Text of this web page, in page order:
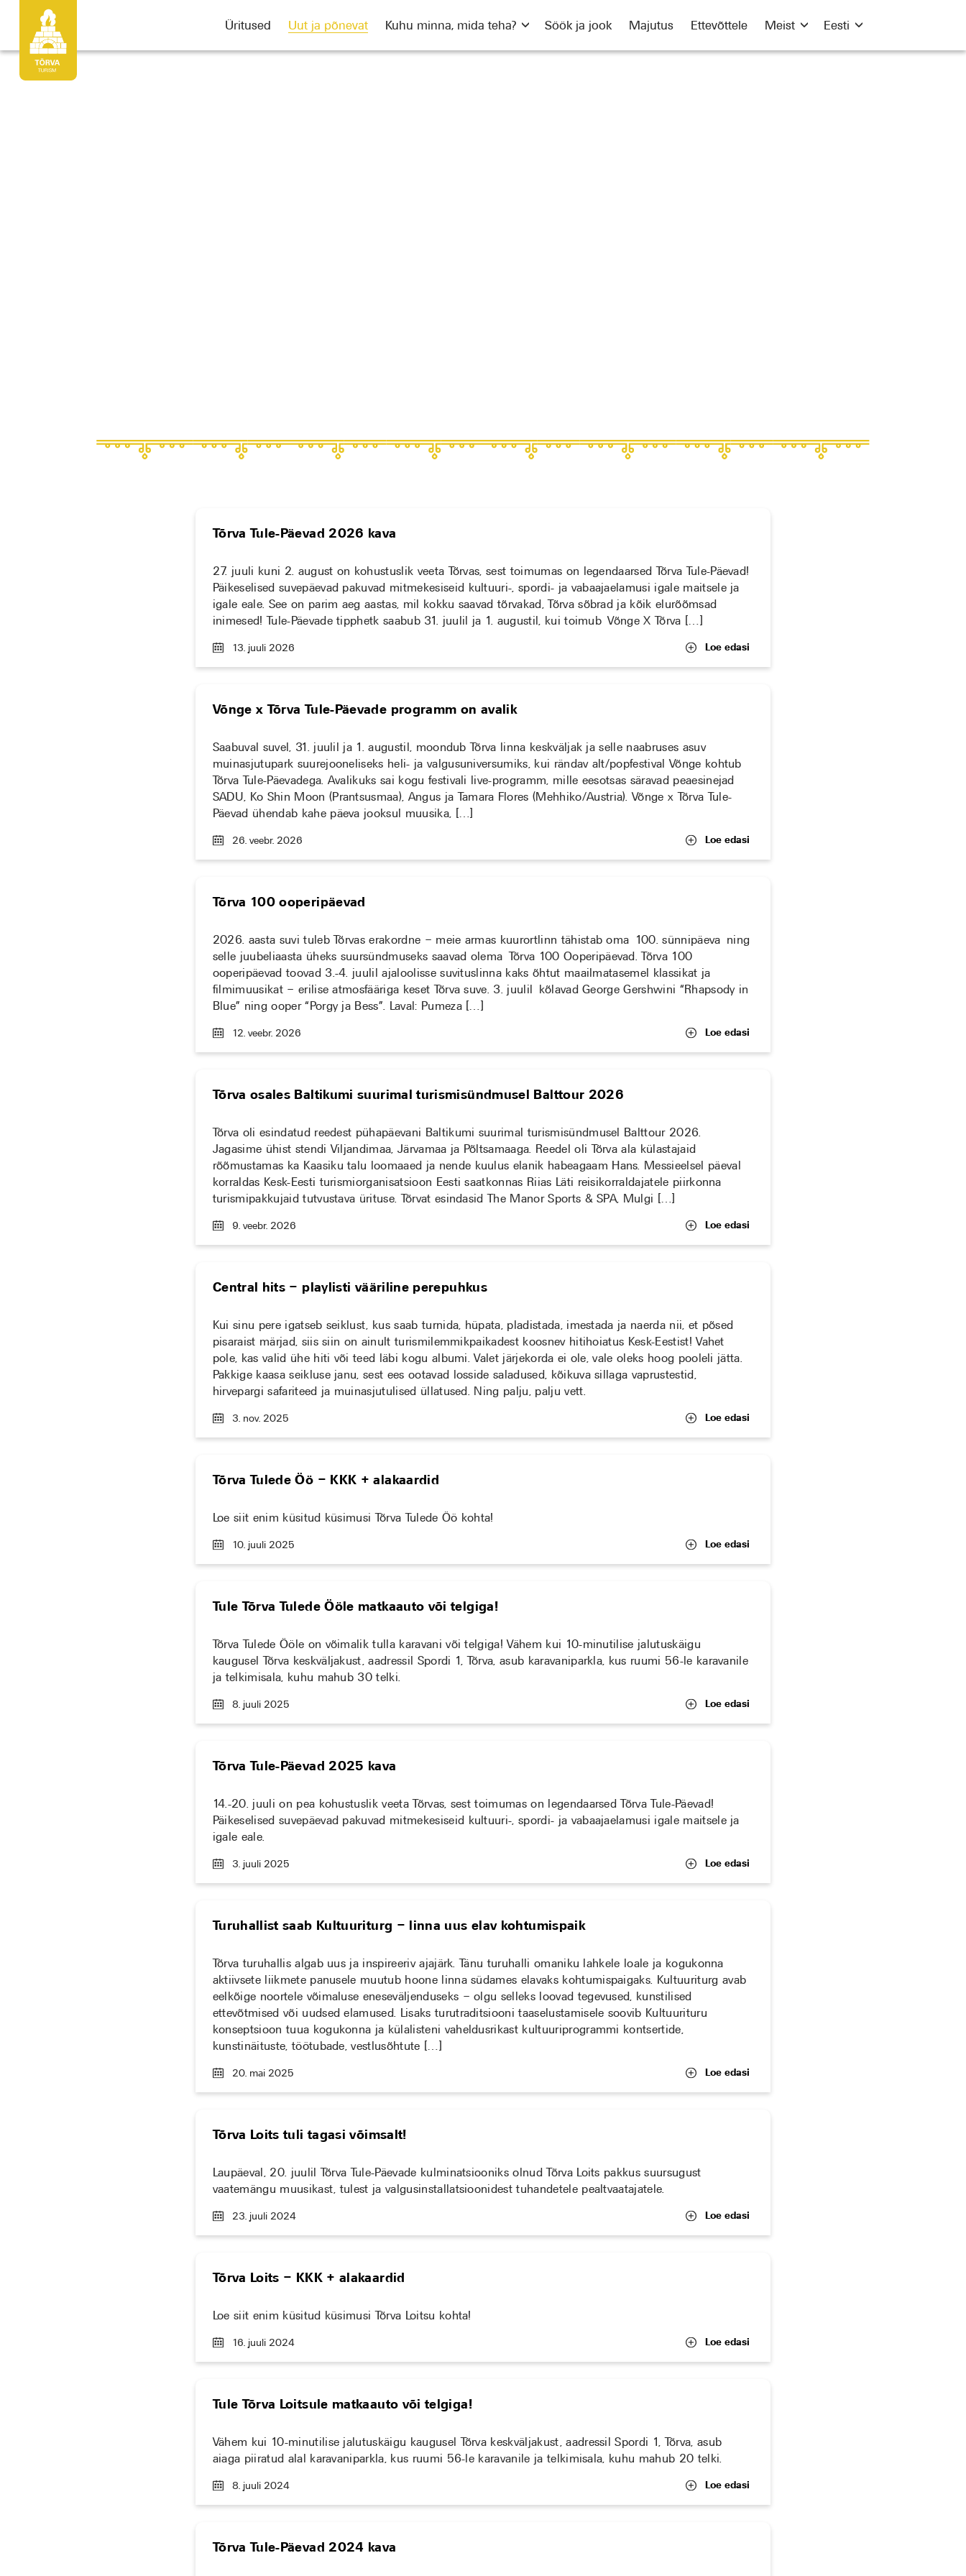
Üritused Uut ja põnevat Kuhu minna, mida teha? Söök ja jook Majutus Ettevõttele Meist Eesti
Tõrva Tule-Päevad 2026 kava
27. juuli kuni 2. august on kohustuslik veeta Tõrvas, sest toimumas on legendaarsed Tõrva Tule-Päevad!
Päikeselised suvepäevad pakuvad mitmekesiseid kultuuri-, spordi- ja vabaajaelamusi igale maitsele ja
igale eale. See on parim aeg aastas, mil kokku saavad tõrvakad, Tõrva sõbrad ja kõik elurõõmsad
inimesed! Tule-Päevade tipphetk saabub 31. juulil ja 1. augustil, kui toimub Võnge X Tõrva […]
13. juuli 2026 Loe edasi
Võnge x Tõrva Tule-Päevade programm on avalik
Saabuval suvel, 31. juulil ja 1. augustil, moondub Tõrva linna keskväljak ja selle naabruses asuv
muinasjutupark suurejooneliseks heli- ja valgusuniversumiks, kui rändav alt/popfestival Võnge kohtub
Tõrva Tule-Päevadega. Avalikuks sai kogu festivali live-programm, mille eesotsas säravad peaesinejad
SADU, Ko Shin Moon (Prantsusmaa), Angus ja Tamara Flores (Mehhiko/Austria). Võnge x Tõrva Tule-
Päevad ühendab kahe päeva jooksul muusika, […]
26. veebr. 2026 Loe edasi
Tõrva 100 ooperipäevad
2026. aasta suvi tuleb Tõrvas erakordne – meie armas kuurortlinn tähistab oma 100. sünnipäeva ning
selle juubeliaasta üheks suursündmuseks saavad olema Tõrva 100 Ooperipäevad. Tõrva 100
ooperipäevad toovad 3.-4. juulil ajaloolisse suvituslinna kaks õhtut maailmatasemel klassikat ja
filmimuusikat – erilise atmosfääriga keset Tõrva suve. 3. juulil kõlavad George Gershwini “Rhapsody in
Blue” ning ooper “Porgy ja Bess”. Laval: Pumeza […]
12. veebr. 2026 Loe edasi
Tõrva osales Baltikumi suurimal turismisündmusel Balttour 2026
Tõrva oli esindatud reedest pühapäevani Baltikumi suurimal turismisündmusel Balttour 2026.
Jagasime ühist stendi Viljandimaa, Järvamaa ja Põltsamaaga. Reedel oli Tõrva ala külastajaid
rõõmustamas ka Kaasiku talu loomaaed ja nende kuulus elanik habeagaam Hans. Messieelsel päeval
korraldas Kesk-Eesti turismiorganisatsioon Eesti saatkonnas Riias Läti reisikorraldajatele piirkonna
turismipakkujaid tutvustava ürituse. Tõrvat esindasid The Manor Sports & SPA, Mulgi […]
9. veebr. 2026 Loe edasi
Central hits – playlisti vääriline perepuhkus
Kui sinu pere igatseb seiklust, kus saab turnida, hüpata, pladistada, imestada ja naerda nii, et põsed
pisaraist märjad, siis siin on ainult turismilemmikpaikadest koosnev hitihoiatus Kesk-Eestist! Vahet
pole, kas valid ühe hiti või teed läbi kogu albumi. Valet järjekorda ei ole, vale oleks hoog pooleli jätta.
Pakkige kaasa seikluse janu, sest ees ootavad losside saladused, kõikuva sillaga vaprustestid,
hirvepargi safariteed ja muinasjutulised üllatused. Ning palju, palju vett.
3. nov. 2025 Loe edasi
Tõrva Tulede Öö – KKK + alakaardid
Loe siit enim küsitud küsimusi Tõrva Tulede Öö kohta!
10. juuli 2025 Loe edasi
Tule Tõrva Tulede Ööle matkaauto või telgiga!
Tõrva Tulede Ööle on võimalik tulla karavani või telgiga! Vähem kui 10-minutilise jalutuskäigu
kaugusel Tõrva keskväljakust, aadressil Spordi 1, Tõrva, asub karavaniparkla, kus ruumi 56-le karavanile
ja telkimisala, kuhu mahub 30 telki.
8. juuli 2025 Loe edasi
Tõrva Tule-Päevad 2025 kava
14.-20. juuli on pea kohustuslik veeta Tõrvas, sest toimumas on legendaarsed Tõrva Tule-Päevad!
Päikeselised suvepäevad pakuvad mitmekesiseid kultuuri-, spordi- ja vabaajaelamusi igale maitsele ja
igale eale.
3. juuli 2025 Loe edasi
Turuhallist saab Kultuuriturg – linna uus elav kohtumispaik
Tõrva turuhallis algab uus ja inspireeriv ajajärk. Tänu turuhalli omaniku lahkele loale ja kogukonna
aktiivsete liikmete panusele muutub hoone linna südames elavaks kohtumispaigaks. Kultuuriturg avab
eelkõige noortele võimaluse eneseväljenduseks – olgu selleks loovad tegevused, kunstilised
ettevõtmised või uudsed elamused. Lisaks turutraditsiooni taaselustamisele soovib Kultuurituru
konseptsioon tuua kogukonna ja külalisteni vaheldusrikast kultuuriprogrammi kontsertide,
kunstinäituste, töötubade, vestlusõhtute […]
20. mai 2025 Loe edasi
Tõrva Loits tuli tagasi võimsalt!
Laupäeval, 20. juulil Tõrva Tule-Päevade kulminatsiooniks olnud Tõrva Loits pakkus suursugust
vaatemängu muusikast, tulest ja valgusinstallatsioonidest tuhandetele pealtvaatajatele.
23. juuli 2024 Loe edasi
Tõrva Loits – KKK + alakaardid
Loe siit enim küsitud küsimusi Tõrva Loitsu kohta!
16. juuli 2024 Loe edasi
Tule Tõrva Loitsule matkaauto või telgiga!
Vähem kui 10-minutilise jalutuskäigu kaugusel Tõrva keskväljakust, aadressil Spordi 1, Tõrva, asub
aiaga piiratud alal karavaniparkla, kus ruumi 56-le karavanile ja telkimisala, kuhu mahub 20 telki.
8. juuli 2024 Loe edasi
Tõrva Tule-Päevad 2024 kava